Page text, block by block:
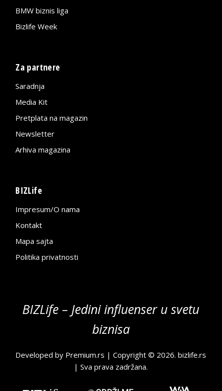
BMW biznis liga
Bizlife Week
Za partnere
Saradnja
Media Kit
Pretplata na magazin
Newsletter
Arhiva magazina
BIZLife
Impresum/O nama
Kontakt
Mapa sajta
Politika privatnosti
BIZLife – Jedini influenser u svetu
biznisa
Developed by Premium.rs | Copyright © 2026.bizlife.rs
| Sva prava zadržana.